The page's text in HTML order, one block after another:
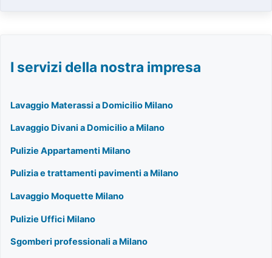
I servizi della nostra impresa
Lavaggio Materassi a Domicilio Milano
Lavaggio Divani a Domicilio a Milano
Pulizie Appartamenti Milano
Pulizia e trattamenti pavimenti a Milano
Lavaggio Moquette Milano
Pulizie Uffici Milano
Sgomberi professionali a Milano